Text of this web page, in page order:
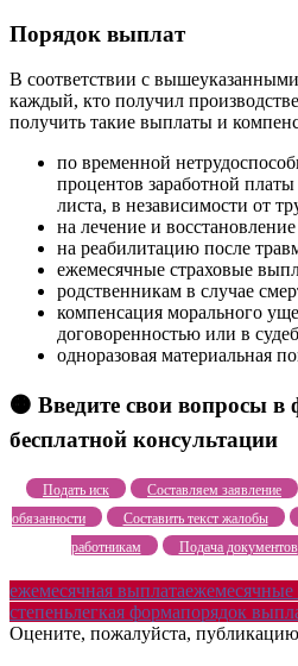
Порядок выплат
В соответствии с
каждый, кто получил
получить такие выплаты и
по временной
процентов заработной
листа, в независимости от
на лечение и восстановление
на реабилитацию после
ежемесячные страховые
родственникам в случае
компенсация морального
договоренностью или в
одноразовая материальная
🟠 Введите свои вопросы в
бесплатной консультации
Подать иск Составляем заявление
обязанности
Составить текст жалобы
работникам
Подача документов
ежемесячная выплата
степеньлегкая формапорядок
Оцените, пожалуйста,